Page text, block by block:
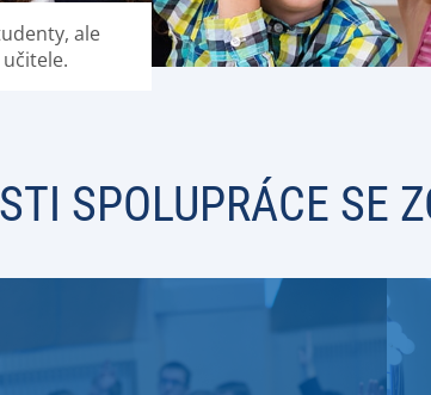
ale
SPOLUPRÁCE SE